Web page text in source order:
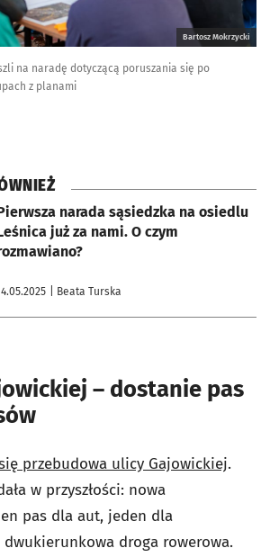
Bartosz Mokrzycki
na naradę dotyczącą poruszania się po
z planami
narada sąsiedzka na osiedlu
już za nami. O czym
| Beata Turska
– dostanie pas
przebudowa ulicy Gajowickiej.
w przyszłości: nowa
pas dla aut, jeden dla
droga rowerowa.